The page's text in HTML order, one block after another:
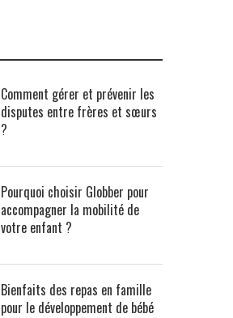
Comment gérer et prévenir les
disputes entre frères et sœurs
?
Pourquoi choisir Globber pour
accompagner la mobilité de
votre enfant ?
Bienfaits des repas en famille
pour le développement de bébé